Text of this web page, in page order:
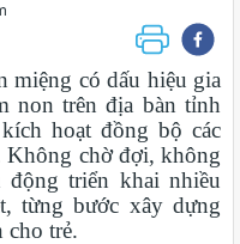
miệng có dấu hiệu gia
non trên địa bàn tỉnh
hoạt đồng bộ các
Không chờ đợi, không
triển khai nhiều
từng bước xây dựng
cho trẻ.